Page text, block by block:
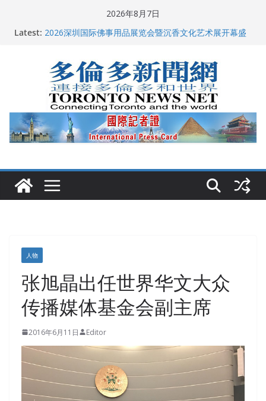
2026年8月7日
Latest:
多伦多市长选举拉开帷幕 多名华人候选人宣布角逐
2026深圳国际佛事用品展览会暨沉香文化艺术展开幕盛
关加拿大就业
2026加拿大青少年儿童绘画比赛颁奖典礼多伦多举行
龚晓华参加多伦多骄傲大游行 与市民分享竞选理念
人物
张旭晶出任世界华文大众
传播媒体基金会副主席
2016年6月11日 Editor